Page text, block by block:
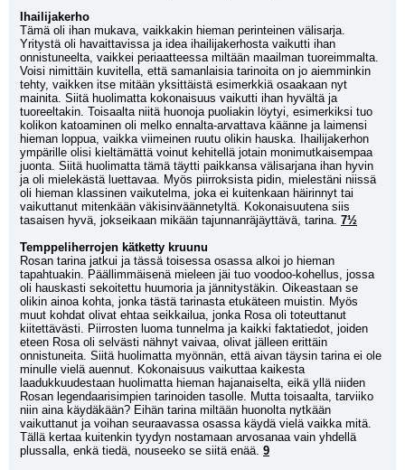
Ihailijakerho
Tämä oli ihan mukava, vaikkakin hieman perinteinen välisarja.
Yritystä oli havaittavissa ja idea ihailijakerhosta vaikutti ihan
onnistuneelta, vaikkei periaatteessa miltään maailman tuoreimmalta.
Voisi nimittäin kuvitella, että samanlaisia tarinoita on jo aiemminkin
tehty, vaikken itse mitään yksittäistä esimerkkiä osaakaan nyt
mainita. Siitä huolimatta kokonaisuus vaikutti ihan hyvältä ja
tuoreeltakin. Toisaalta niitä huonoja puoliakin löytyi, esimerkiksi tuo
kolikon katoaminen oli melko ennalta-arvattava käänne ja laimensi
hieman loppua, vaikka viimeinen ruutu olikin hauska. Ihailijakerhon
ympärille olisi kieltämättä voinut kehitellä jotain monimutkaisempaa
juonta. Siitä huolimatta tämä täytti paikkansa välisarjana ihan hyvin
ja oli mielekästä luettavaa. Myös piirroksista pidin, mielestäni niissä
oli hieman klassinen vaikutelma, joka ei kuitenkaan häirinnyt tai
vaikuttanut mitenkään väkisinväännetyltä. Kokonaisuutena siis
tasaisen hyvä, jokseikaan mikään tajunnanräjäyttävä, tarina. 7½
Temppeliherrojen kätketty kruunu
Rosan tarina jatkui ja tässä toisessa osassa alkoi jo hieman
tapahtuakin. Päällimmäisenä mieleen jäi tuo voodoo-kohellus, jossa
oli hauskasti sekoitettu huumoria ja jännitystäkin. Oikeastaan se
olikin ainoa kohta, jonka tästä tarinasta etukäteen muistin. Myös
muut kohdat olivat ehtaa seikkailua, jonka Rosa oli toteuttanut
kiitettävästi. Piirrosten luoma tunnelma ja kaikki faktatiedot, joiden
eteen Rosa oli selvästi nähnyt vaivaa, olivat jälleen erittäin
onnistuneita. Siitä huolimatta myönnän, että aivan täysin tarina ei ole
minulle vielä auennut. Kokonaisuus vaikuttaa kaikesta
laadukkuudestaan huolimatta hieman hajanaiselta, eikä yllä niiden
Rosan legendaarisimpien tarinoiden tasolle. Mutta toisaalta, tarviiko
niin aina käydäkään? Eihän tarina miltään huonolta nytkään
vaikuttanut ja voihan seuraavassa osassa käydä vielä vaikka mitä.
Tällä kertaa kuitenkin tyydyn nostamaan arvosanaa vain yhdellä
plussalla, enkä tiedä, nouseeko se siitä enää. 9